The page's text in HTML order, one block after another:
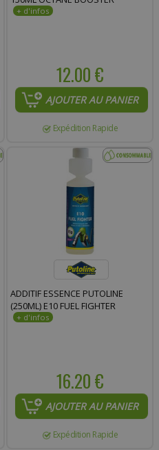
12.00 €
AJOUTER AU PANIER
Expédition Rapide
ADDITIF ESSENCE PUTOLINE
(250ML) E10 FUEL FIGHTER
16.20 €
AJOUTER AU PANIER
Expédition Rapide